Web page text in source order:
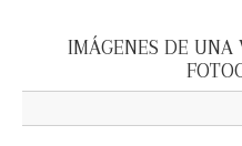
IMÁGENES DE UNA